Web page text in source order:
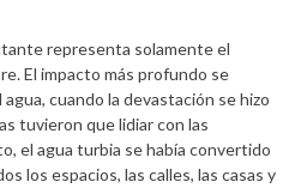
representa solamente el
El impacto más profundo se
cuando la devastación se hizo
tuvieron que lidiar con las
el agua turbia se había convertido
los espacios, las calles, las casas y